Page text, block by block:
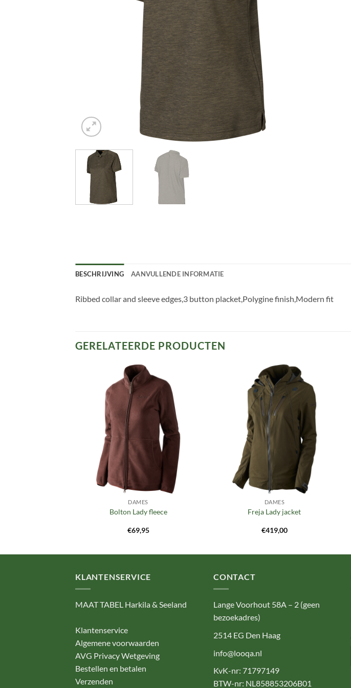
BESCHRIJVING AANVULLENDE INFORMATIE
Ribbed collar and sleeve edges,3 button placket,Polygine finish,Modern fit
GERELATEERDE PRODUCTEN
Toevoegen
verlanglijst
DAMES
Bolton Lady fleece
€69,95
Toevoegen
aan
verlanglijst
DAMES
Freja Lady jacket
€419,00
KLANTENSERVICE
MAAT TABEL Harkila & Seeland
Klantenservice
Algemene voorwaarden
AVG Privacy Wetgeving
Bestellen en betalen
Verzenden
CONTACT
Lange Voorhout 58A – 2 (geen
bezoekadres)
2514 EG Den Haag
info@looqa.nl
KvK-nr: 71797149
BTW-nr: NL858853206B01